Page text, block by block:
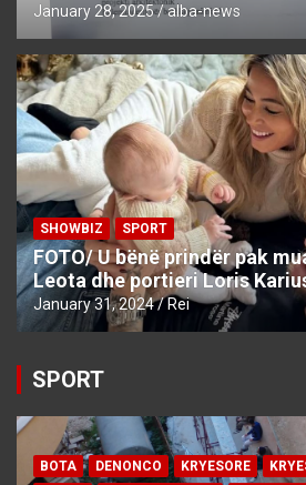
January 28, 2025 alba-news
SHOWBIZ SPORT
FOTO/ U bënë prindër pak
Leota dhe portieri Loris
January 31, 2024 Rei
SPORT
BOTA DENONCO KRYESORE